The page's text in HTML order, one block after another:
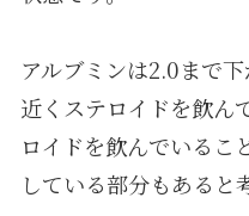
アルブミンは2.0まで
近くステロイドを飲ん
ロイドを飲んでいるこ
している部分もあると